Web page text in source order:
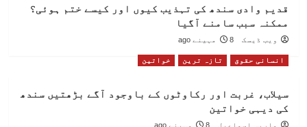
قدیم وادی سندھ کی تہذیب کیوں اور کیسے ختم ہوئی؟
ممکنہ سبب سامنے آگیا
ویب ڈیسک 8 مہینے ago
انسانی حقوق تازہ ترین خواتین
سیلاب، غربت اور رکاوٹوں کے باوجود آگے بڑھتیں سندھ
کی دیہی خواتین
ماریہ اسماعیل 8 مہینے ago